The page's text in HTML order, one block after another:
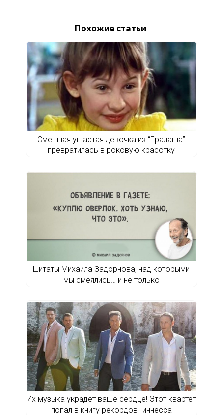
Похожие статьи
Смешная ушастая девочка из “Ералаша”
превратилась в роковую красотку
Цитаты Михаила Задорнова, над которыми
мы смеялись… и не только
Их музыка украдет ваше сердце! Этот квартет
попал в книгу рекордов Гиннесса